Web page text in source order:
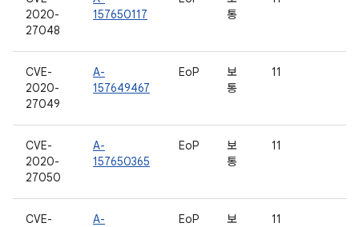
2020-
27048
157650117
통
CVE-
2020-
27049
A-
157649467
EoP
보
통
11
CVE-
2020-
27050
A-
157650365
EoP
보
통
11
CVE-
A-
EoP
보
11